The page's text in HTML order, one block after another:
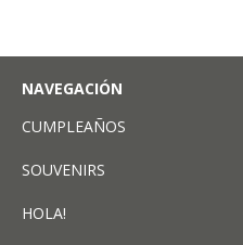
NAVEGACIÓN
CUMPLEAÑOS
SOUVENIRS
HOLA!